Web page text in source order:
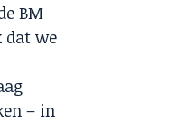
BM
dat we
– in